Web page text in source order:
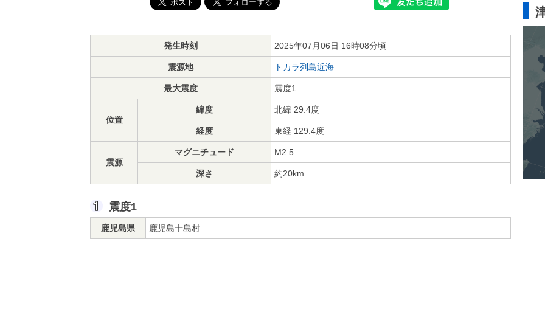
発生時刻 2025年07月06日 16時08分頃
震源地 トカラ列島近海
最大震度 震度1
位置
緯度 北緯 29.4度
経度 東経 129.4度
震源
マグニチュード M2.5
深さ 約20km
震度1
鹿児島県 鹿児島十島村